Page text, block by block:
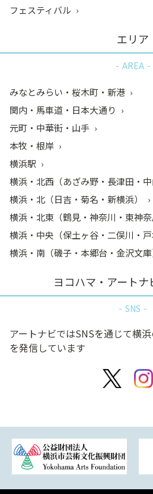
フェスティバル
エリア
AREA
みなとみらい・桜木町・新港
関内・馬車道・日本大通り
元町・中華街・山手
本牧・根岸
横浜駅
横浜・北西（あざみ野・長津田・中
横浜・北（日吉・菊名・新横浜）
横浜・北東（鶴見・神奈川・東神奈
横浜・中央（保土ヶ谷・二俣川・戸
横浜・南（磯子・本郷台・金沢文庫
ヨコハマ・アート
SNS
アートナビではSNSを通じて横
を発信しています